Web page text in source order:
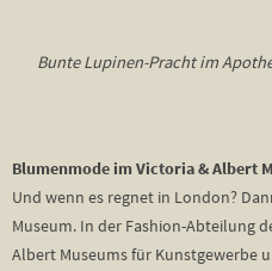
Bunte Lupinen-Pracht im
Blumenmode im Victoria & Albert
Und wenn es regnet in London?
Museum. In der Fashion-Abteilung
Albert Museums für Kunstgewerbe